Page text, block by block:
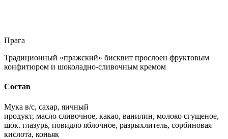
Прага
Традиционный «пражский» бисквит прослоен фруктовым
конфитюром и шоколадно-сливочным кремом
Состав
Мука в/с, сахар, яичный
продукт, масло сливочное, какао, ванилин, молоко сгущеное,
шок. глазурь, повидло яблочное, разрыхлитель, сорбиновая
кислота, коньяк